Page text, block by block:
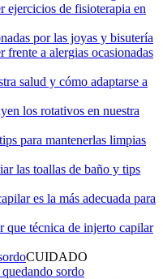
ejercicios de fisioterapia en
frente a alergias ocasionadas
los rotativos en nuestra
las toallas de baño y tips
que técnica de injerto capilar
CUIDADO
sordo